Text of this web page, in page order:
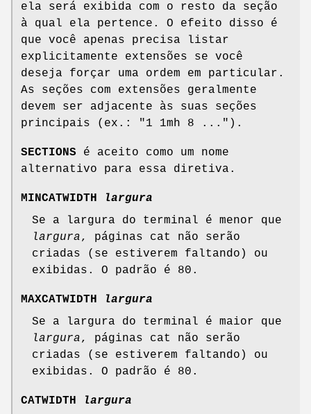
ela será exibida com o resto da seção
à qual ela pertence. O efeito disso é
que você apenas precisa listar
explicitamente extensões se você
deseja forçar uma ordem em particular.
As seções com extensões geralmente
devem ser adjacente às suas seções
principais (ex.: "1 1mh 8 ...").
SECTIONS é aceito como um nome
alternativo para essa diretiva.
MINCATWIDTH largura
Se a largura do terminal é menor que
largura, páginas cat não serão
criadas (se estiverem faltando) ou
exibidas. O padrão é 80.
MAXCATWIDTH largura
Se a largura do terminal é maior que
largura, páginas cat não serão
criadas (se estiverem faltando) ou
exibidas. O padrão é 80.
CATWIDTH largura